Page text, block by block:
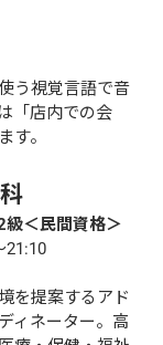
う視覚言語で音
「店内での会
す。
級＜民間資格＞
21:10
を提案するアド
ィネーター。高